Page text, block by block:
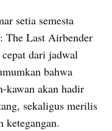
setia semesta
The Last Airbender
dari jadwal
bahwa
kawan akan hadir
sekaligus merilis
ketegangan.